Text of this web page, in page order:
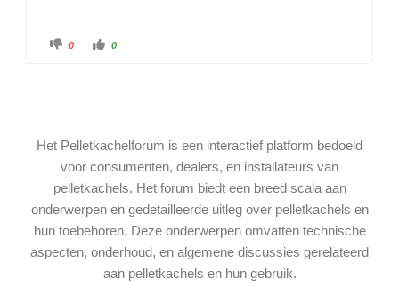
0 0
Het Pelletkachelforum is een interactief platform bedoeld
voor consumenten, dealers, en installateurs van
pelletkachels. Het forum biedt een breed scala aan
onderwerpen en gedetailleerde uitleg over pelletkachels en
hun toebehoren. Deze onderwerpen omvatten technische
aspecten, onderhoud, en algemene discussies gerelateerd
aan pelletkachels en hun gebruik.